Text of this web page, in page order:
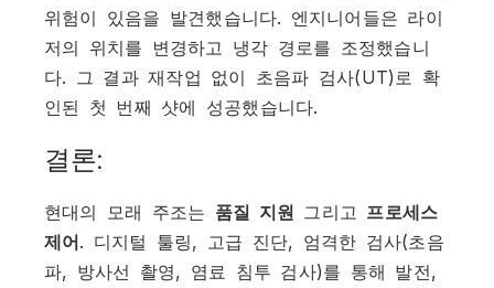
위험이 있음을 발견했습니다. 엔지니어들은 라이
저의 위치를 변경하고 냉각 경로를 조정했습니
다. 그 결과 재작업 없이 초음파 검사(UT)로 확
인된 첫 번째 샷에 성공했습니다.
결론:
현대의 모래 주조는 품질 지원 그리고 프로세스
제어. 디지털 툴링, 고급 진단, 엄격한 검사(초음
파, 방사선 촬영, 염료 침투 검사)를 통해 발전,